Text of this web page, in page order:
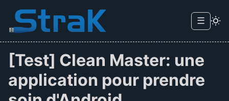
Skip to main content
☰
[Test] Clean Master: une
application pour prendre